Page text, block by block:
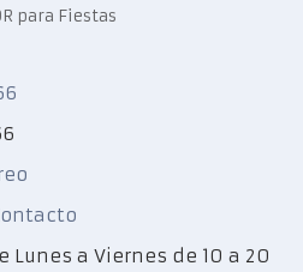
para Fiestas
Lunes a Viernes de 10 a 20